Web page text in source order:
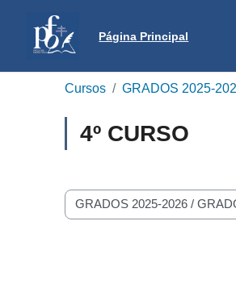
Página Principal
Cursos GRADOS 2025-
4º CURSO
Categorías